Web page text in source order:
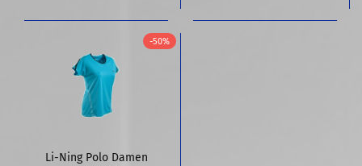
-50%
Li-Ning Polo Damen